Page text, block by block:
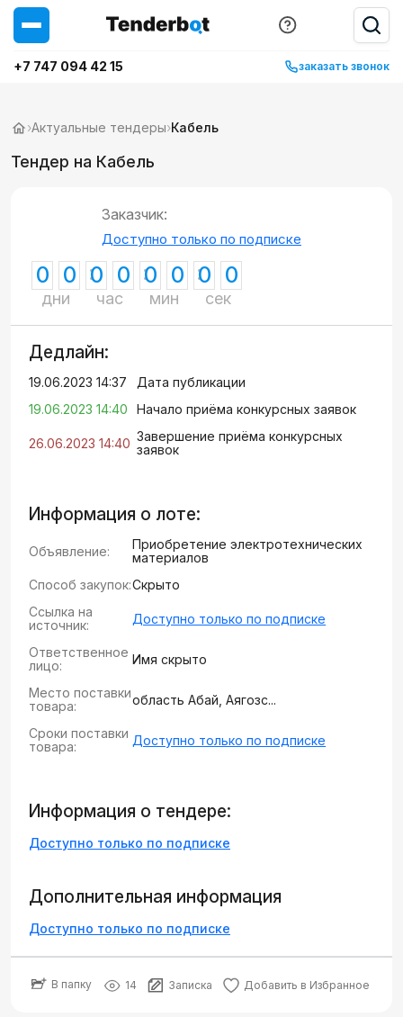
+7 747 094 42 15 заказать звонок
›Актуальные тендеры›Кабель
Тендер на Кабель
Заказчик:
Доступно только по подписке
0 0
дни
0 0
час
0 0
мин
0 0
сек
Дедлайн:
19.06.2023 14:37
Дата публикации
19.06.2023 14:40
Начало приёма конкурсных заявок
26.06.2023 14:40 Завершение приёма конкурсных
заявок
Информация о лоте:
Объявление:
Приобретение электротехнических
материалов
Способ закупок:Скрыто
Ссылка на
источник:
Доступно только по подписке
Ответственное
лицо:
Имя скрыто
Место поставки
товара:
область Абай, Аягозс...
Сроки поставки
товара:
Доступно только по подписке
Информация о тендере:
Доступно только по подписке
Дополнительная информация
Доступно только по подписке
В папку 14 Записка Добавить в Избранное